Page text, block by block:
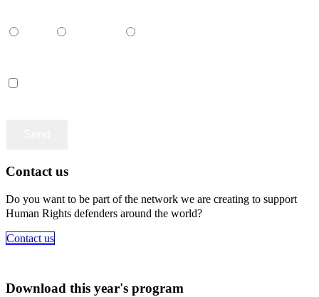
Contact us
Do you want to be part of the network we are creating to support
Human Rights defenders around the world?
Contact us
Download this year's program